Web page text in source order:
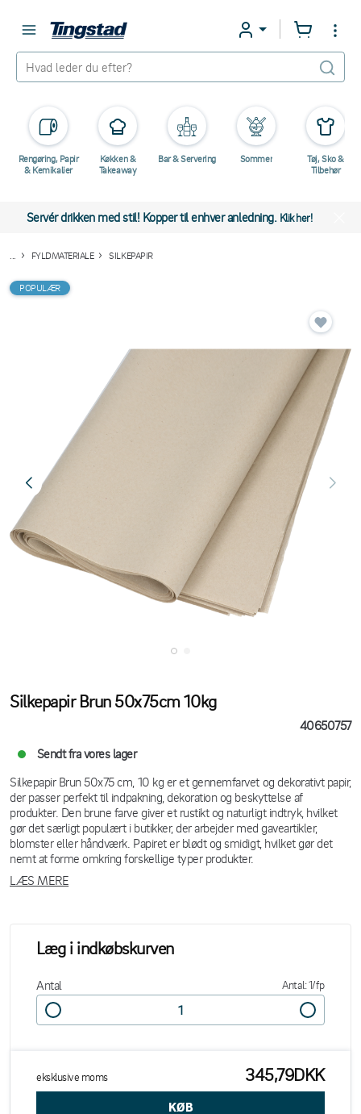
Rengøring, Papir
& Kemikalier
Køkken &
Takeaway
Bar & Servering Sommer
Tøj, Sko &
Tilbehør
Servér drikken med stil! Kopper til enhver anledning. Klik her!
FYLDMATERIALE SILKEPAPIR
POPULÆR
Silkepapir Brun 50x75cm 10kg
40650757
Sendt fra vores lager
Silkepapir Brun 50x75 cm, 10 kg er et gennemfarvet og dekorativt papir,
der passer perfekt til indpakning, dekoration og beskyttelse af
produkter. Den brune farve giver et rustikt og naturligt indtryk, hvilket
gør det særligt populært i butikker, der arbejder med gaveartikler,
blomster eller håndværk. Papiret er blødt og smidigt, hvilket gør det
nemt at forme omkring forskellige typer produkter.
LÆS MERE
Læg i indkøbskurven
Antal Antal: 1/fp
eksklusive moms 345,79DKK